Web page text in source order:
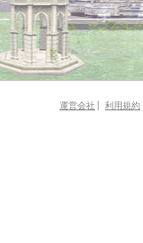
運営会社 利用規約